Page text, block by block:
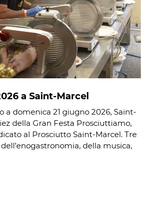
a Saint-Marcel
a domenica 21 giugno 2026, Saint-
della Gran Festa Prosciuttiamo,
al Prosciutto Saint-Marcel. Tre
della musica,